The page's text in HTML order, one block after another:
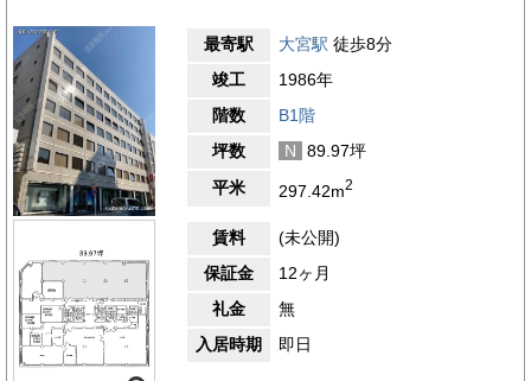
最寄駅 大宮駅 徒歩8分
竣工
1986年
階数
B1階
坪数
N
89.97坪
平米
297.42m2
賃料
(未公開)
保証金
12ヶ月
礼金
無
入居時期
即日